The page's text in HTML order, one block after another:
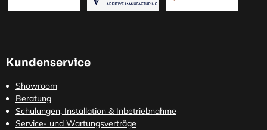
Kundenservice
Showroom
Beratung
Schulungen, Installation & Inbetriebnahme
Service- und Wartungsverträge